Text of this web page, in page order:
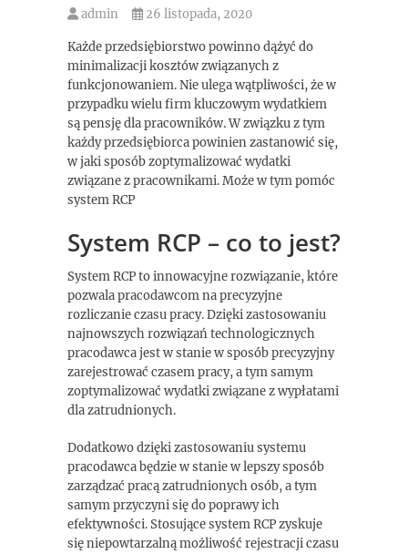
admin 26 listopada, 2020
Każde przedsiębiorstwo powinno dążyć do
minimalizacji kosztów związanych z
funkcjonowaniem. Nie ulega wątpliwości, że w
przypadku wielu firm kluczowym wydatkiem
są pensję dla pracowników. W związku z tym
każdy przedsiębiorca powinien zastanowić się,
w jaki sposób zoptymalizować wydatki
związane z pracownikami. Może w tym pomóc
system RCP
System RCP – co to jest?
System RCP to innowacyjne rozwiązanie, które
pozwala pracodawcom na precyzyjne
rozliczanie czasu pracy. Dzięki zastosowaniu
najnowszych rozwiązań technologicznych
pracodawca jest w stanie w sposób precyzyjny
zarejestrować czasem pracy, a tym samym
zoptymalizować wydatki związane z wypłatami
dla zatrudnionych.
Dodatkowo dzięki zastosowaniu systemu
pracodawca będzie w stanie w lepszy sposób
zarządzać pracą zatrudnionych osób, a tym
samym przyczyni się do poprawy ich
efektywności. Stosujące system RCP zyskuje
się niepowtarzalną możliwość rejestracji czasu